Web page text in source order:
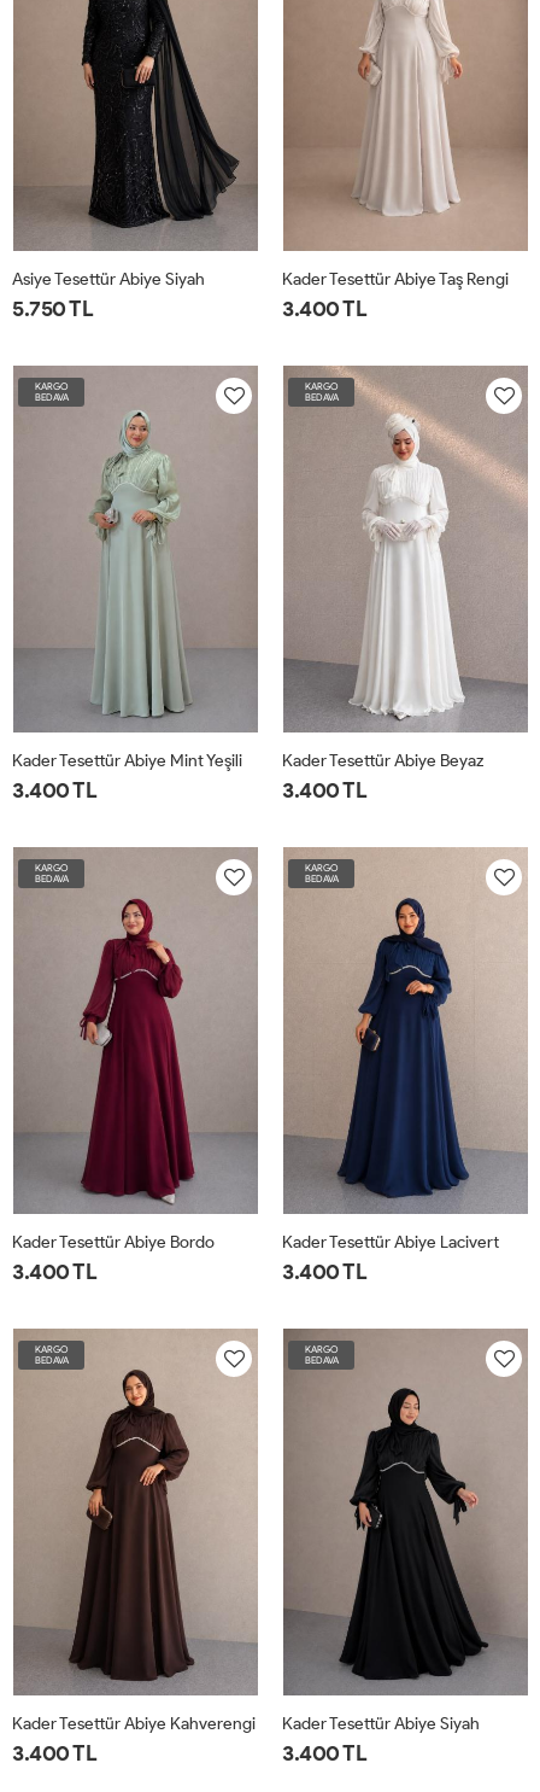
Asiye Tesettür Abiye Siyah
5.750 TL
Kader Tesettür Abiye Taş Rengi
3.400 TL
KARGO
BEDAVA
Kader Tesettür Abiye Mint Yeşili
3.400 TL
KARGO
BEDAVA
Kader Tesettür Abiye Beyaz
3.400 TL
KARGO
BEDAVA
Kader Tesettür Abiye Bordo
3.400 TL
KARGO
BEDAVA
Kader Tesettür Abiye Lacivert
3.400 TL
KARGO
BEDAVA
Kader Tesettür Abiye Kahverengi
3.400 TL
KARGO
BEDAVA
Kader Tesettür Abiye Siyah
3.400 TL